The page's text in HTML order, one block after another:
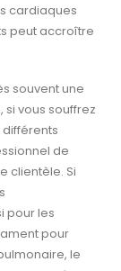
cardiaques
peut accroître
souvent une
vous souffrez
de
clientèle. Si
pour les
pour
le